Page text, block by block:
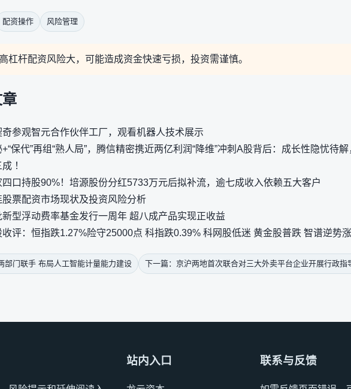
配资操作 风险管理
杠杆配资风险大，可能造成资金快速亏损，投资需谨慎。
奇参观智元合作伙伴工厂，观看机器人技术展示
+“保代”再组“熟人局”，腾信精密携近两亿利润“降维”冲刺A股背后：成长性隐忧待
！
四口持股90%！培源股份分红5733万元后拟补流，逾七成收入依赖五大客户
股票配资市场现状及投资风险分析
新型浮动费率基金发行一周年 超八成产品实现正收益
收评：恒指跌1.27%险守25000点 科指跌0.39% 科网股低迷 黄金股普跌 智谱逆势
部门联手 布局人工智能计量能力建设 下一篇：京沪两地首次联合对三大外卖平台企业开展行政指
站内入口 联系与反馈